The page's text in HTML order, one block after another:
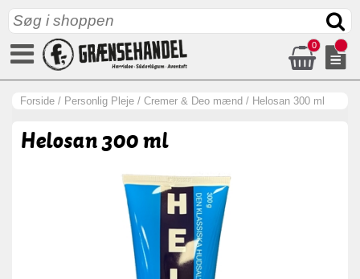
0
Forside / Personlig Pleje / Cremer & Deo mænd / Helosan 300 ml
Helosan 300 ml